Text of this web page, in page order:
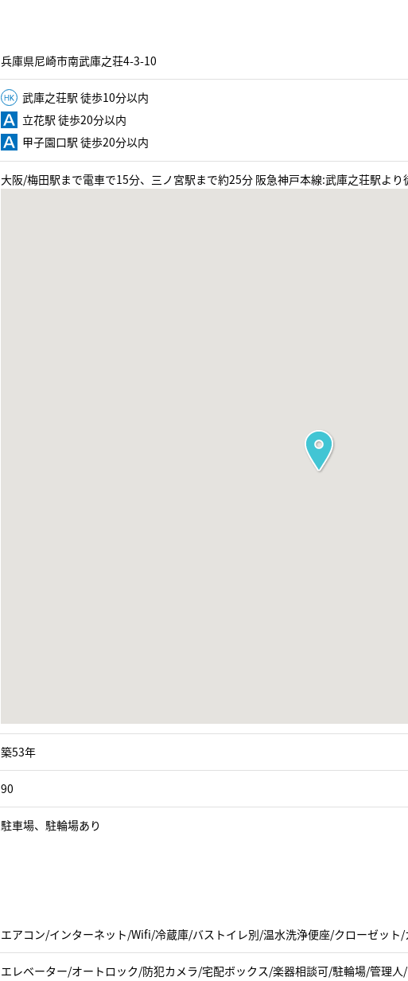
兵庫県尼崎市南武庫之荘4-3-10
武庫之荘駅 徒歩10分以内
立花駅 徒歩20分以内
甲子園口駅 徒歩20分以内
大阪/梅田駅まで電車で15分、三ノ宮駅まで約25分 阪急神戸本線:武庫之荘駅より
築53年
90
駐車場、駐輪場あり
エアコン/インターネット/Wifi/冷蔵庫/バストイレ別/温水洗浄便座/クローゼット
エレベーター/オートロック/防犯カメラ/宅配ボックス/楽器相談可/駐輪場/管理